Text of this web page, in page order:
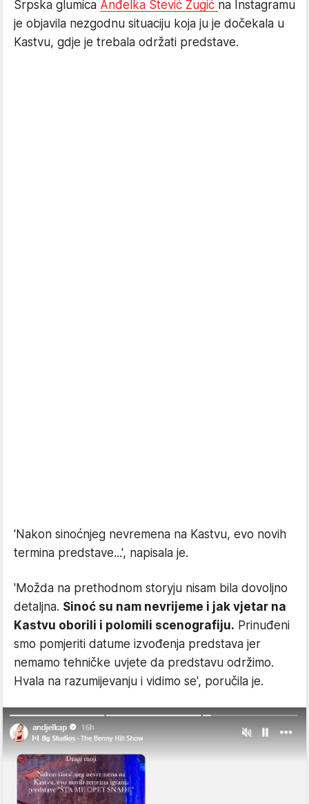
Srpska glumica Anđelka Stević Žugić na Instagramu
je objavila nezgodnu situaciju koja ju je dočekala u
Kastvu, gdje je trebala održati predstave.
'Nakon sinoćnjeg nevremena na Kastvu, evo novih
termina predstave...', napisala je.
'Možda na prethodnom storyju nisam bila dovoljno
detaljna. Sinoć su nam nevrijeme i jak vjetar na
Kastvu oborili i polomili scenografiju. Prinuđeni
smo pomjeriti datume izvođenja predstava jer
nemamo tehničke uvjete da predstavu održimo.
Hvala na razumijevanju i vidimo se', poručila je.